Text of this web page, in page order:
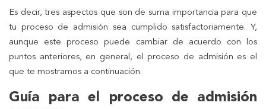
Es decir, tres aspectos que son de suma importancia para que
tu proceso de admisión sea cumplido satisfactoriamente. Y,
aunque este proceso puede cambiar de acuerdo con los
puntos anteriores, en general, el proceso de admisión es el
que te mostramos a continuación.
Guía para el proceso de admisión